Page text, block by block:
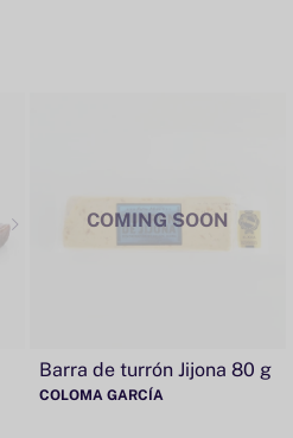
COMING SOON
Barra de turrón Jijona 80 g
COLOMA GARCÍA